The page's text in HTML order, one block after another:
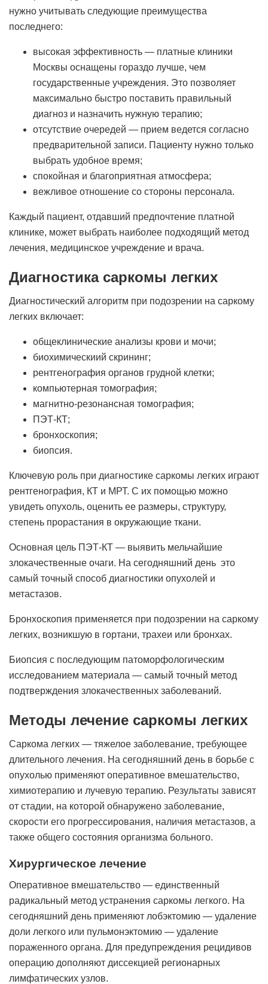
нужно учитывать следующие преимущества
последнего:
высокая эффективность — платные клиники
Москвы оснащены гораздо лучше, чем
государственные учреждения. Это позволяет
максимально быстро поставить правильный
диагноз и назначить нужную терапию;
отсутствие очередей — прием ведется согласно
предварительной записи. Пациенту нужно только
выбрать удобное время;
спокойная и благоприятная атмосфера;
вежливое отношение со стороны персонала.
Каждый пациент, отдавший предпочтение платной
клинике, может выбрать наиболее подходящий метод
лечения, медицинское учреждение и врача.
Диагностика саркомы легких
Диагностический алгоритм при подозрении на саркому
легких включает:
общеклинические анализы крови и мочи;
биохимическиий скрининг;
рентгенография органов грудной клетки;
компьютерная томография;
магнитно-резонансная томография;
ПЭТ-КТ;
бронхоскопия;
биопсия.
Ключевую роль при диагностике саркомы легких играют
рентгенография, КТ и МРТ. С их помощью можно
увидеть опухоль, оценить ее размеры, структуру,
степень прорастания в окружающие ткани.
Основная цель ПЭТ-КТ — выявить мельчайшие
злокачественные очаги. На сегодняшний день это
самый точный способ диагностики опухолей и
метастазов.
Бронхоскопия применяется при подозрении на саркому
легких, возникшую в гортани, трахеи или бронхах.
Биопсия с последующим патоморфологическим
исследованием материала — самый точный метод
подтверждения злокачественных заболеваний.
Методы лечение саркомы легких
Саркома легких — тяжелое заболевание, требующее
длительного лечения. На сегодняшний день в борьбе с
опухолью применяют оперативное вмешательство,
химиотерапию и лучевую терапию. Результаты зависят
от стадии, на которой обнаружено заболевание,
скорости его прогрессирования, наличия метастазов, а
также общего состояния организма больного.
Хирургическое лечение
Оперативное вмешательство — единственный
радикальный метод устранения саркомы легкого. На
сегодняшний день применяют лобэктомию — удаление
доли легкого или пульмонэктомию — удаление
пораженного органа. Для предупреждения рецидивов
операцию дополняют диссекцией регионарных
лимфатических узлов.